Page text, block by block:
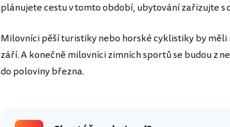
plánujete cestu v tomto období, ubytování zařizujte s
Milovníci pěší turistiky nebo horské cyklistiky by
září. A konečně milovníci zimních sportů se budou z
do poloviny března.